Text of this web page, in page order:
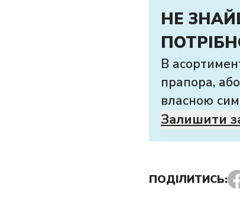
НЕ
В
прапора,
власною
Залишити
ПОДІЛИТИСЬ: